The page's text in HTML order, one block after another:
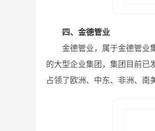
四、金德管业
金德管业，属于金德管业
的大型企业集团，集团目前已
占领了欧洲、中东、非洲、南